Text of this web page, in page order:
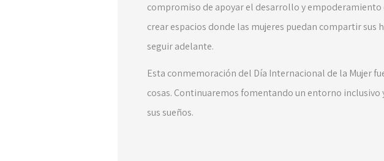
compromiso de apoyar el desarrollo y
crear espacios donde las mujeres puedan compartir
seguir adelante.
Esta conmemoración del Día Internacional de la Mujer
cosas. Continuaremos fomentando un entorno
sus sueños.